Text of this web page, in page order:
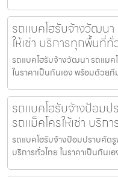
รถแบคโฮรับจ้างวัฒนา
ให้เช่า บริการทุกพื้นที่ทั่
รถแบคโฮรับจ้างวัฒนา รถแมค
ในราคาเป็นกันเอง พร้อมด้วย
รถแบคโฮรับจ้างป้อม
รถแม็คโครให้เช่า บริ
รถแบคโฮรับจ้างป้อมปราบศัตรู
บริการทั่วไทย ในราคาเป็นกัน